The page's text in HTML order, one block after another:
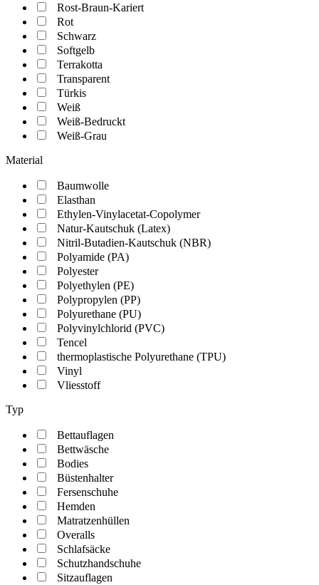
Rost-Braun-Kariert
Rot
Schwarz
Softgelb
Terrakotta
Transparent
Türkis
Weiß
Weiß-Bedruckt
Weiß-Grau
Material
Baumwolle
Elasthan
Ethylen-Vinylacetat-Copolymer
Natur-Kautschuk (Latex)
Nitril-Butadien-Kautschuk (NBR)
Polyamide (PA)
Polyester
Polyethylen (PE)
Polypropylen (PP)
Polyurethane (PU)
Polyvinylchlorid (PVC)
Tencel
thermoplastische Polyurethane (TPU)
Vinyl
Vliesstoff
Typ
Bettauflagen
Bettwäsche
Bodies
Büstenhalter
Fersenschuhe
Hemden
Matratzenhüllen
Overalls
Schlafsäcke
Schutzhandschuhe
Sitzauflagen